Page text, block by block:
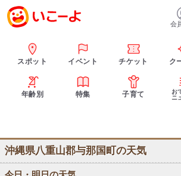
会
スポット イベント チケット ク
年齢別 特集 子育て
お
ニ
沖縄県八重山郡与那国町の天気